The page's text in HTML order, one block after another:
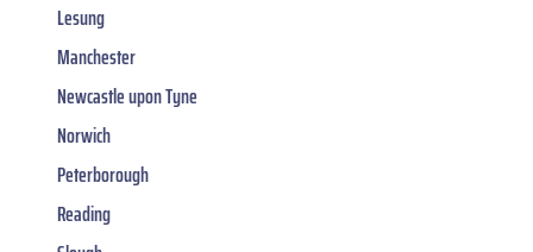
Lesung
Manchester
Newcastle upon Tyne
Norwich
Peterborough
Reading